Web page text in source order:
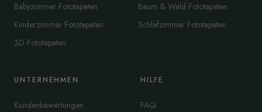
Babyzimmer Fototapeten
Kinderzimmer Fototapeten
3D Fototapeten
Baum & Wald Fototapeten
Schlafzimmer Fototapeten
UNTERNEHMEN
Kundenbewertungen
HILFE
FAQ